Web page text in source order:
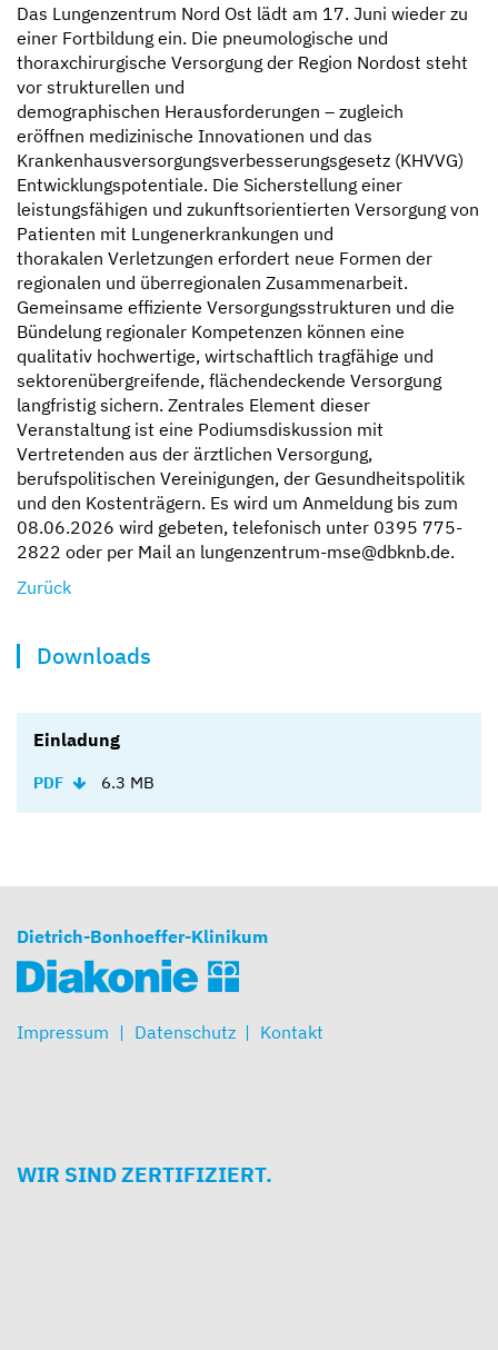
Das Lungenzentrum Nord Ost lädt am 17. Juni wieder zu
einer Fortbildung ein. Die pneumologische und
thoraxchirurgische Versorgung der Region Nordost steht
vor strukturellen und
demographischen Herausforderungen – zugleich
eröffnen medizinische Innovationen und das
Krankenhausversorgungsverbesserungsgesetz (KHVVG)
Entwicklungspotentiale. Die Sicherstellung einer
leistungsfähigen und zukunftsorientierten Versorgung von
Patienten mit Lungenerkrankungen und
thorakalen Verletzungen erfordert neue Formen der
regionalen und überregionalen Zusammenarbeit.
Gemeinsame effiziente Versorgungsstrukturen und die
Bündelung regionaler Kompetenzen können eine
qualitativ hochwertige, wirtschaftlich tragfähige und
sektorenübergreifende, flächendeckende Versorgung
langfristig sichern. Zentrales Element dieser
Veranstaltung ist eine Podiumsdiskussion mit
Vertretenden aus der ärztlichen Versorgung,
berufspolitischen Vereinigungen, der Gesundheitspolitik
und den Kostenträgern. Es wird um Anmeldung bis zum
08.06.2026 wird gebeten, telefonisch unter 0395 775-
2822 oder per Mail an lungenzentrum-mse@dbknb.de.
Zurück
Downloads
Einladung
PDF 6.3 MB
Dietrich-Bonhoeffer-Klinikum
Impressum Datenschutz Kontakt
WIR SIND ZERTIFIZIERT.